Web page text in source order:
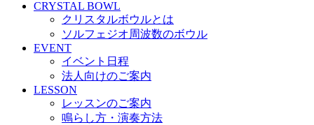
CRYSTAL BOWL
クリスタルボウルとは
ソルフェジオ周波数のボウル
EVENT
イベント日程
法人向けのご案内
LESSON
レッスンのご案内
鳴らし方・演奏方法